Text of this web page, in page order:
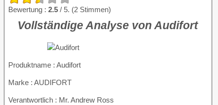
Bewertung : 2.5 / 5. (2 Stimmen)
Vollständige Analyse von Audifort
Produktname : Audifort
Marke : AUDIFORT
Verantwortlich : Mr. Andrew Ross